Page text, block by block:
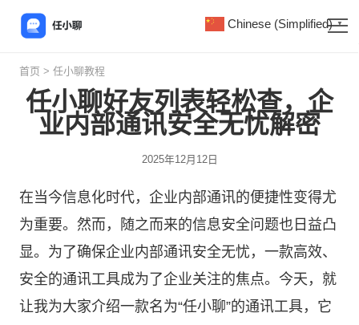
首页 > 任小聊教程
任小聊好友列表轻松查，企
业内部通讯安全无忧解密
2025年12月12日
在当今信息化时代，企业内部通讯的便捷性变得尤
为重要。然而，随之而来的信息安全问题也日益凸
显。为了确保企业内部通讯安全无忧，一款高效、
安全的通讯工具成为了企业关注的焦点。今天，就
让我为大家介绍一款名为“任小聊”的通讯工具，它
Chinese (Simplified) ▼